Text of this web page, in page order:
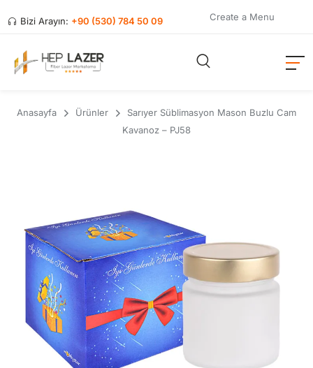
Bizi Arayın: +90 (530) 784 50 09 Create a Menu
Anasayfa Ürünler
Sarıyer Süblimasyon Mason Buzlu Cam
Kavanoz – PJ58